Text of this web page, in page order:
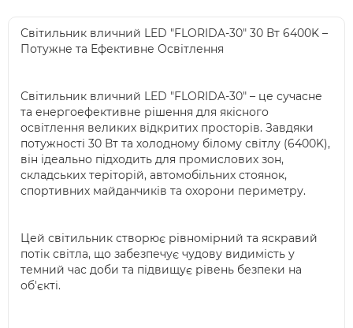
Світильник вличний LED "FLORIDA-30" 30 Вт 6400K –
Потужне та Ефективне Освітлення
Світильник вличний LED "FLORIDA-30" – це сучасне
та енергоефективне рішення для якісного
освітлення великих відкритих просторів. Завдяки
потужності 30 Вт та холодному білому світлу (6400K),
він ідеально підходить для промислових зон,
складських теріторій, автомобільних стоянок,
спортивних майданчиків та охорони периметру.
Цей світильник створює рівномірний та яскравий
потік світла, що забезпечує чудову видимість у
темний час доби та підвищує рівень безпеки на
об'єкті.